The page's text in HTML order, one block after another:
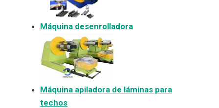
Máquina desenrolladora
Máquina apiladora de láminas para
techos